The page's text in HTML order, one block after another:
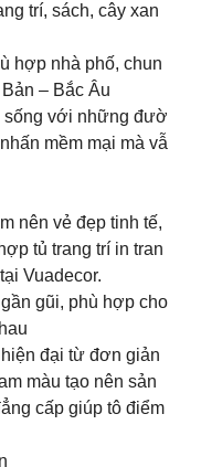
trí, sách, cây xan
hợp nhà phố, chun
– Bắc Âu
sống với những đườ
mềm mại mà vẫ
nên vẻ đẹp tinh tế,
tủ trang trí in tran
Vuadecor.
gũi, phù hợp cho
đại từ đơn giản
màu tạo nên sản
cấp giúp tô điểm